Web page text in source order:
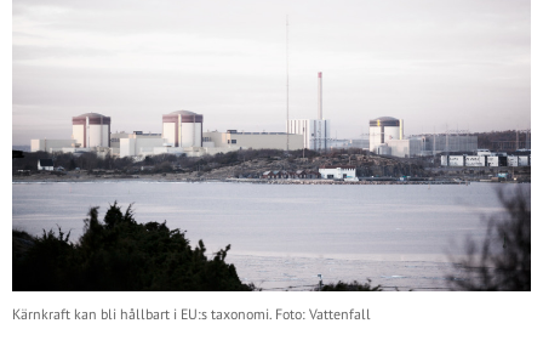
Kärnkraft kan bli hållbart i EU:s taxonomi. Foto: Vattenfall